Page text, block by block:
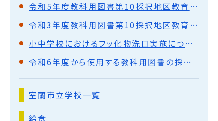
令和5年度教科用図書第10採択地区教育委員会協議会
令和3年度教科用図書第10採択地区教育委員会協議会
小中学校におけるフッ化物洗口実施について
令和6年度から使用する教科用図書の採択について
室蘭市立学校一覧
給食